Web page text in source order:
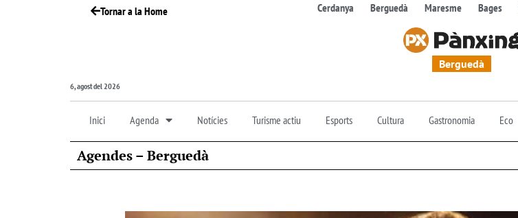
Tornar a la Home Cerdanya Berguedà Maresme Bages
Berguedà
6, agost del 2026
Inici Agenda Notícies Turisme actiu Esports Cultura Gastronomia Eco
Agendes – Berguedà